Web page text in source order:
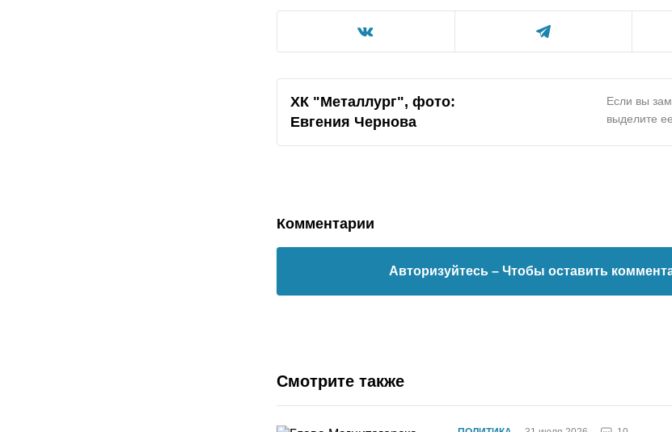
ХК "Металлург", фото:
Евгения Чернова
Если вы
выделите
Комментарии
Авторизуйтесь – Чтобы оставить
Смотрите также